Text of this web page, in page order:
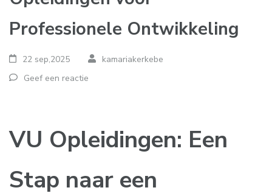
Professionele Ontwikkeling
22 sep,2025
kamariakerkebe
Geef een reactie
VU Opleidingen: Een
Stap naar een